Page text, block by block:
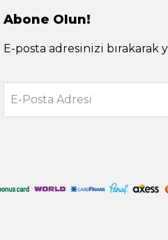
Abone Olun!
E-posta adresinizi
E-Posta Adresi